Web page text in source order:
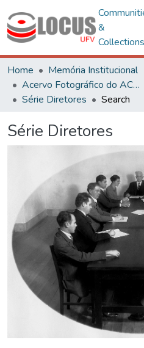
&
Collections
Home
Memória Institucional
Acervo Fotográfico do ACH-UFV
Série Diretores
Search
Série Diretores